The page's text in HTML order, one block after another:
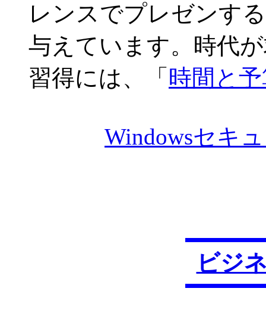
レンスでプレゼンす
与えています。時代
習得には、「 時間と
Windowsセキ
ビジ